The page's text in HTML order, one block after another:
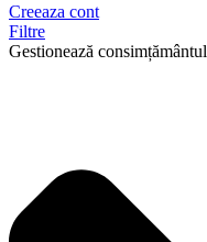
Creeaza cont
Filtre
Gestionează consimțământul